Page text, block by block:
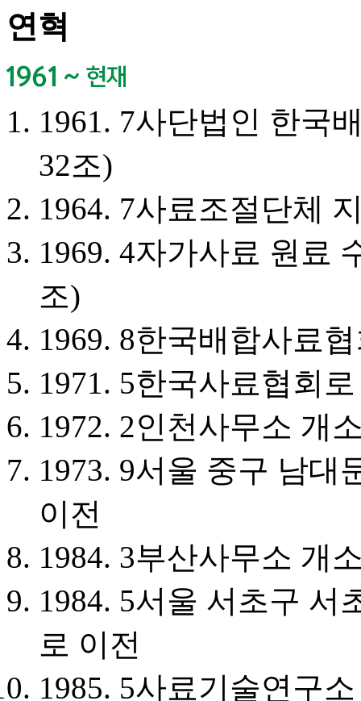
연혁
1961. 7사단법인 한국
32조)
1964. 7사료조절단체
1969. 4자가사료 원료
조)
1969. 8한국배합사료
1971. 5한국사료협회
1972. 2인천사무소 개
1973. 9서울 중구 남대
이전
1984. 3부산사무소 개
1984. 5서울 서초구 서
로 이전
1985. 5사료기술연구